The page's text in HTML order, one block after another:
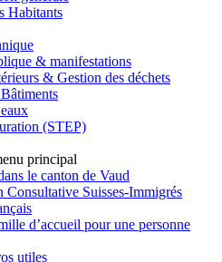
Habitants
& manifestations
& Gestion des déchets
(STEP)
principal
le canton de Vaud
Consultative Suisses-Immigrés
d’accueil pour une personne
utiles